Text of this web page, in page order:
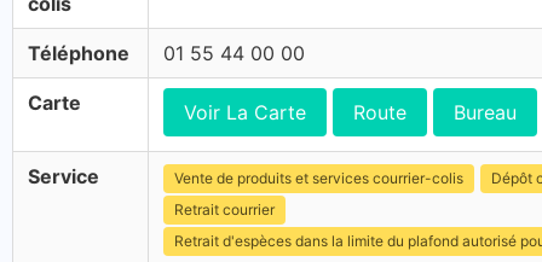
Téléphone 01 55 44 00 00
Carte Voir La Carte Route Bureau
Service Vente de produits et services courrier-colis
Dépôt
Retrait courrier
Retrait d'espèces dans la limite du plafond autorisé